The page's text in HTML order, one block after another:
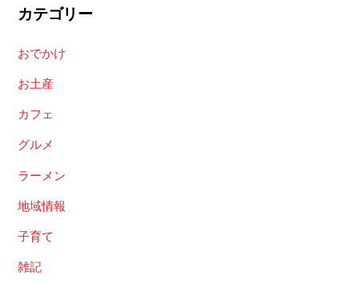
カテゴリー
おでかけ
お土産
カフェ
グルメ
ラーメン
地域情報
子育て
雑記